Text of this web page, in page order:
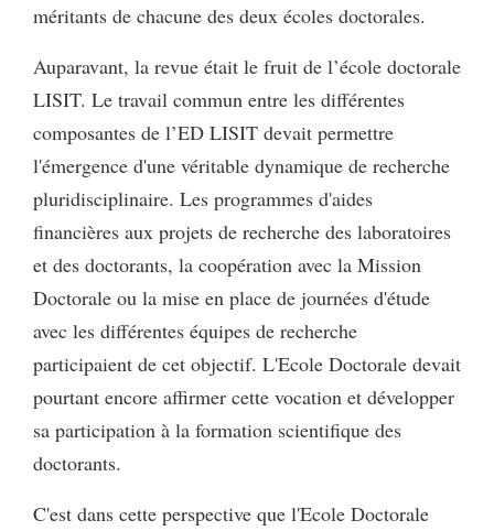
méritants de chacune des deux écoles doctorales.
Auparavant, la revue était le fruit de l’école doctorale
LISIT. Le travail commun entre les différentes
composantes de l’ED LISIT devait permettre
l'émergence d'une véritable dynamique de recherche
pluridisciplinaire. Les programmes d'aides
financières aux projets de recherche des laboratoires
et des doctorants, la coopération avec la Mission
Doctorale ou la mise en place de journées d'étude
avec les différentes équipes de recherche
participaient de cet objectif. L'Ecole Doctorale devait
pourtant encore affirmer cette vocation et développer
sa participation à la formation scientifique des
doctorants.
C'est dans cette perspective que l'Ecole Doctorale